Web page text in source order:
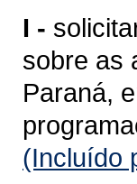
I -
sobre as
Paraná,
(Incluído